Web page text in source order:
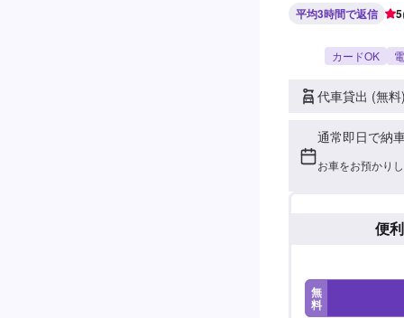
平均3時間で返信 5
カードOK
代車貸出 (無
通常即日で納
お車をお預かり
便
無
料